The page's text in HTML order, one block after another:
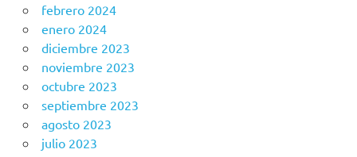
febrero 2024
enero 2024
diciembre 2023
noviembre 2023
octubre 2023
septiembre 2023
agosto 2023
julio 2023